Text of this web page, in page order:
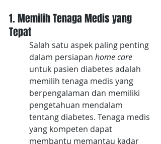
1. Memilih Tenaga Medis yang
Tepat
Salah satu aspek paling penting
dalam persiapan home care
untuk pasien diabetes adalah
memilih tenaga medis yang
berpengalaman dan memiliki
pengetahuan mendalam
tentang diabetes. Tenaga medis
yang kompeten dapat
membantu memantau kadar